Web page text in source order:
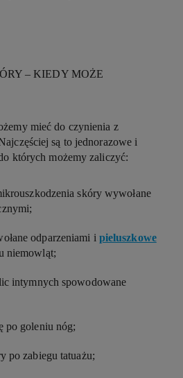
– KIEDY MOŻE
mieć do czynienia z
są to jednorazowe i
których możemy zaliczyć:
skóry wywołane
odparzeniami i pieluszkowe
niemowląt;
intymnych spowodowane
po goleniu nóg;
po zabiegu tatuażu;